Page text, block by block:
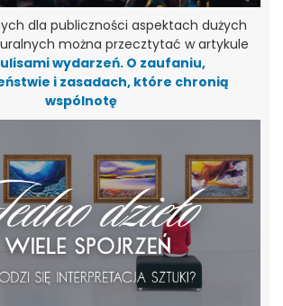
dla publiczności aspektach dużych
można przecztytać w artykule
wydarzeń. O zaufaniu,
i zasadach, które chronią
wspólnotę